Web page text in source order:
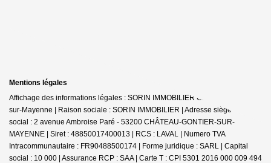
Mentions légales
Affichage des informations légales : SORIN IMMOBILIER Château-Gontier-
sur-Mayenne | Raison sociale : SORIN IMMOBILIER | Adresse siège
social : 2 avenue Ambroise Paré - 53200 CHÂTEAU-GONTIER-SUR-
MAYENNE | Siret : 48850017400013 | RCS : LAVAL | Numero TVA
Intracommunautaire : FR90488500174 | Forme juridique : SARL | Capital
social : 10 000 | Assurance RCP : SAA | Carte T : CPI 5301 2016 000 009 494